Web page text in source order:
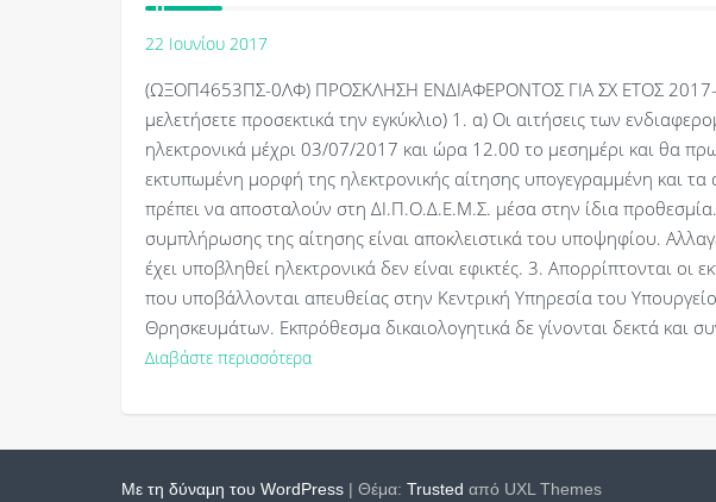
22 Ιουνίου 2017
(ΩΞΟΠ4653ΠΣ-0ΛΦ) ΠΡΟΣΚΛΗΣΗ ΕΝΔΙΑΦΕΡΟΝΤΟΣ ΓΙΑ ΣΧ ΕΤΟΣ 2017-
μελετήσετε προσεκτικά την εγκύκλιο) 1. α) Οι αιτήσεις των
ηλεκτρονικά μέχρι 03/07/2017 και ώρα 12.00 το μεσημέρι και θα
εκτυπωμένη μορφή της ηλεκτρονικής αίτησης υπογεγραμμένη και τα
πρέπει να αποσταλούν στη ΔΙ.Π.Ο.Δ.Ε.Μ.Σ. μέσα στην ίδια
συμπλήρωσης της αίτησης είναι αποκλειστικά του υποψηφίου.
έχει υποβληθεί ηλεκτρονικά δεν είναι εφικτές. 3. Απορρίπτονται οι
που υποβάλλονται απευθείας στην Κεντρική Υπηρεσία του
Θρησκευμάτων. Εκπρόθεσμα δικαιολογητικά δε γίνονται δεκτά και
Διαβάστε περισσότερα
Με τη δύναμη του WordPress | Θέμα: Trusted από UXL Themes